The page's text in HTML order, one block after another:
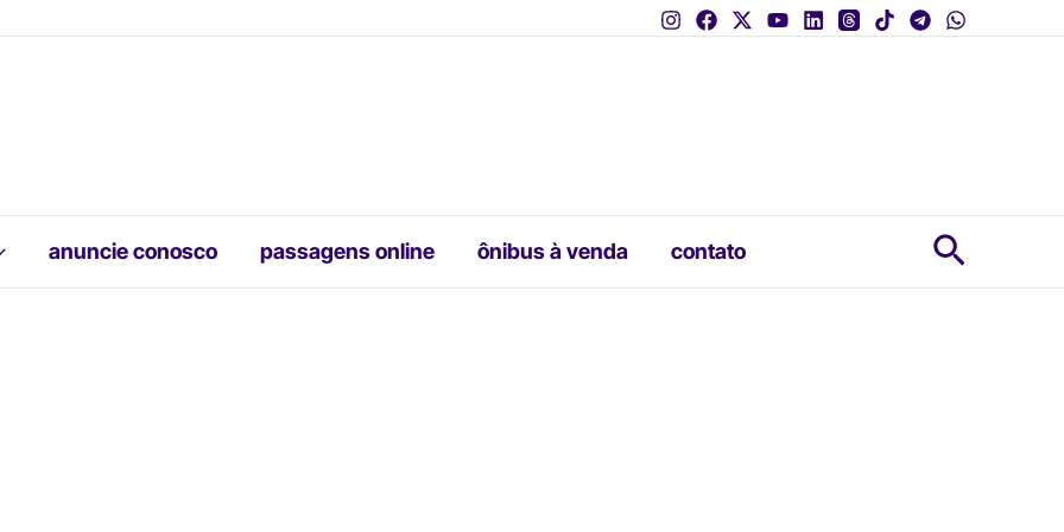
anuncie conosco passagens online ônibus à venda contato